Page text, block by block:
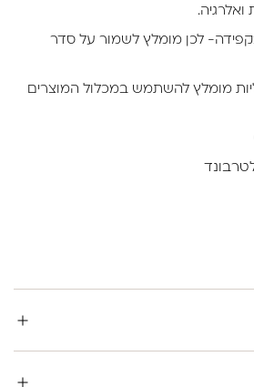
ואלרגיה.
לכן מומלץ לשמור על סדר
מומלץ להשתמש במכלול המוצרים